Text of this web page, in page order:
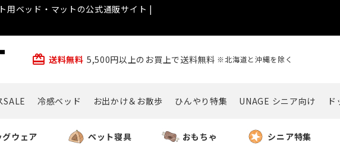
用ベッド・マットの公式通販サイト |
card_giftcard 送料無料 5,500円以上のお買上で送料無料 ※北海道と沖縄を除く
SALE 冷感ベッド お出かけ＆お散歩 ひんやり特集 UNAGE シニア向け
グウェア ペット寝具 おもちゃ シニア特集